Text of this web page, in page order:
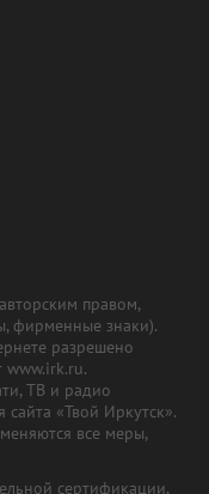
правом,
фирменные знаки).
разрешено
www.irk.ru.
ТВ и радио
«Твой Иркутск».
все меры,
сертификации,